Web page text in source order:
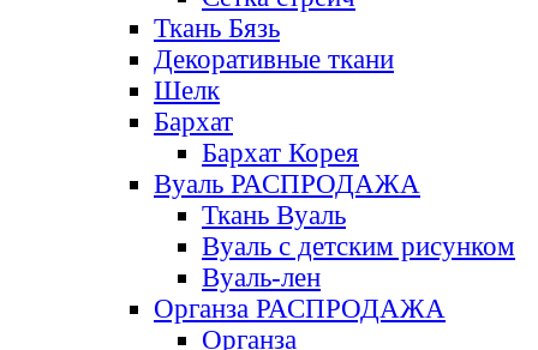
Ткань Бязь
Декоративные ткани
Шелк
Бархат
Бархат Корея
Вуаль РАСПРОДАЖА
Ткань Вуаль
Вуаль с детским рисунком
Вуаль-лен
Органза РАСПРОДАЖА
Органза